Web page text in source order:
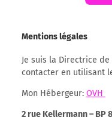
Mentions légales
Je suis la Directrice
contacter en utilisant
Mon Hébergeur: OVH
2 rue Kellermann – BP